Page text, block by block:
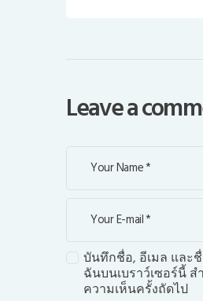
Leave a
บันทึกชื่อ, อีเมล และ
ฉันบนเบราว์เซอร์นี้
ความเห็นครั้งถัดไป